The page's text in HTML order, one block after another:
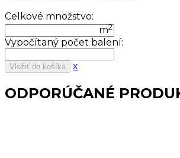
Celkové množstvo:
m2
Vypočítaný počet balení:
Vložiť do košíka x
ODPORÚČANÉ